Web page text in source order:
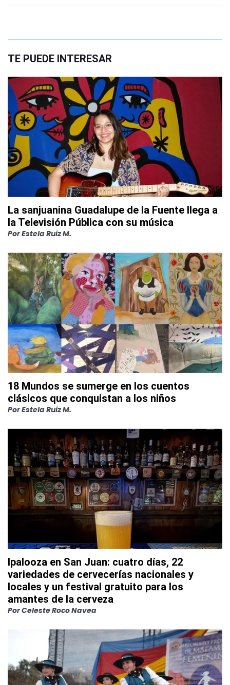
TE PUEDE INTERESAR
La sanjuanina Guadalupe de la Fuente llega a
la Televisión Pública con su música
PorEstela Ruiz M.
18 Mundos se sumerge en los cuentos
clásicos que conquistan a los niños
PorEstela Ruiz M.
Ipalooza en San Juan: cuatro días, 22
variedades de cervecerías nacionales y
locales y un festival gratuito para los
amantes de la cerveza
PorCeleste Roco Navea